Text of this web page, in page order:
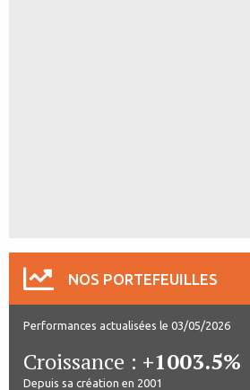
NOS PORTEFEUILLES
Performances actualisées le 03/05/2026
Croissance : +1003.5%
Depuis sa création en 2001